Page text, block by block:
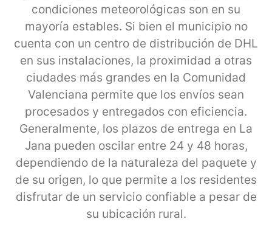
condiciones meteorológicas son en su
mayoría estables. Si bien el municipio no
cuenta con un centro de distribución de DHL
en sus instalaciones, la proximidad a otras
ciudades más grandes en la Comunidad
Valenciana permite que los envíos sean
procesados y entregados con eficiencia.
Generalmente, los plazos de entrega en La
Jana pueden oscilar entre 24 y 48 horas,
dependiendo de la naturaleza del paquete y
de su origen, lo que permite a los residentes
disfrutar de un servicio confiable a pesar de
su ubicación rural.